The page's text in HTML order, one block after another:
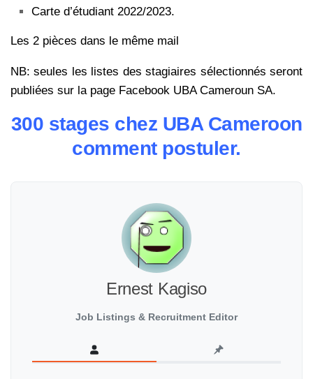
Carte d’étudiant 2022/2023.
Les 2 pièces dans le même mail
NB: seules les listes des stagiaires sélectionnés seront
publiées sur la page Facebook UBA Cameroun SA.
300 stages chez UBA Cameroon
comment postuler.
Ernest Kagiso
Job Listings & Recruitment Editor